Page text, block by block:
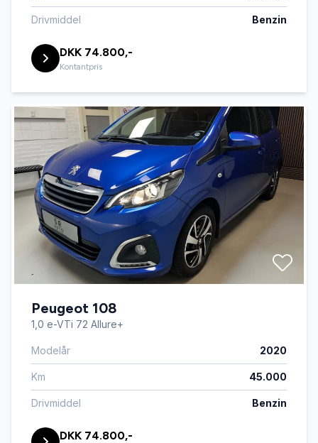
Drivmiddel Benzin
DKK 74.800,-
Kontantpris
Peugeot 108
1,0 e-VTi 72 Allure+
Modelår 2020
Km 45.000
Drivmiddel Benzin
DKK 74.800,-